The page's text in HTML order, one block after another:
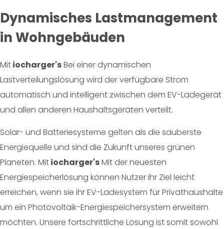
Dynamisches Lastmanagement
in Wohngebäuden
Mitiocharger'sBei einer dynamischen
Lastverteilungslösung wird der verfügbare Strom
automatisch und intelligent zwischen dem EV-Ladegerät
und allen anderen Haushaltsgeräten verteilt.
Solar- und Batteriesysteme gelten als die sauberste
Energiequelle und sind die Zukunft unseres grünen
Planeten. Mitiocharger'sMit der neuesten
Energiespeicherlösung können Nutzer ihr Ziel leicht
erreichen, wenn sie ihr EV-Ladesystem für Privathaushalte
um ein Photovoltaik-Energiespeichersystem erweitern
möchten. Unsere fortschrittliche Lösung ist somit sowohl